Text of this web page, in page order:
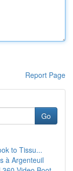
Report Page
Go
to Tissu...
à Argenteuil